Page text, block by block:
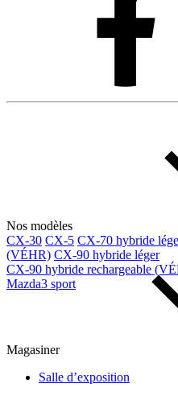
Nos modèles
CX-30 CX-5 CX-70 hybride
(VÉHR) CX-90 hybride léger
CX-90 hybride rechargeable
Mazda3 sport
Magasiner
Salle d’exposition